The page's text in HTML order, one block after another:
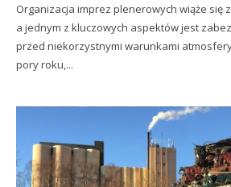
Organizacja imprez plenerowych wiąże się
a jednym z kluczowych aspektów jest
przed niekorzystnymi warunkami
pory roku,...